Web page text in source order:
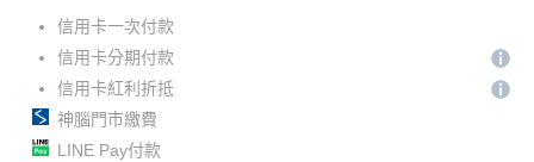
信用卡一次付款
信用卡分期付款
信用卡紅利折抵
神腦門市繳費
LINE Pay付款